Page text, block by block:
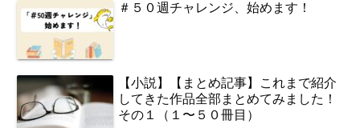
＃５０週チャレンジ、始めます！
【小説】【まとめ記事】これまで紹介
してきた作品全部まとめてみました！
その１（１〜５０冊目）